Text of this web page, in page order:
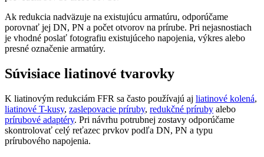
Ak redukcia nadväzuje na existujúcu armatúru, odporúčame
porovnať jej DN, PN a počet otvorov na prírube. Pri nejasnostiach
je vhodné poslať fotografiu existujúceho napojenia, výkres alebo
presné označenie armatúry.
Súvisiace liatinové tvarovky
K liatinovým redukciám FFR sa často používajú aj liatinové kolená,
liatinové T-kusy, zaslepovacie príruby, redukčné príruby alebo
prírubové adaptéry. Pri návrhu potrubnej zostavy odporúčame
skontrolovať celý reťazec prvkov podľa DN, PN a typu
prírubového napojenia.